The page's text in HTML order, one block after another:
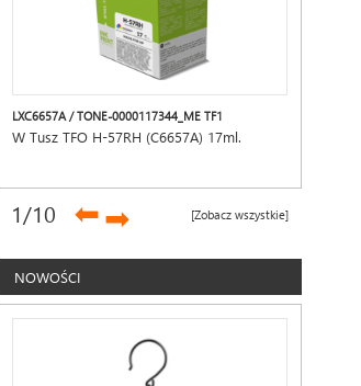
LXC6657A / TONE-0000117344_ME TF1
W Tusz TFO H-57RH (C6657A) 17ml.
[Zobacz wszystkie]
1/10 ➡➡
NOWOŚCI